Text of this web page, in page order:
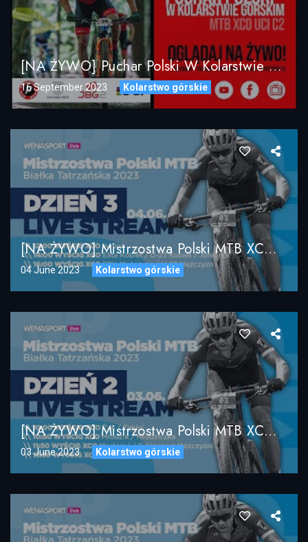
[NA ŻYWO] Puchar Polski W Kolarstwie Górskim MTB XCO – JBG-2 Pressingowa Petarda 2023
16 September 2023 Kolarstwo górskie
[NA ŻYWO] Mistrzostwa Polski MTB XCO / Białka Tatrzańska 2023 / DZIEŃ 3
04 June 2023 Kolarstwo górskie
[NA ŻYWO] Mistrzostwa Polski MTB XCO / Białka Tatrzańska 2023 / DZIEŃ 2
03 June 2023 Kolarstwo górskie